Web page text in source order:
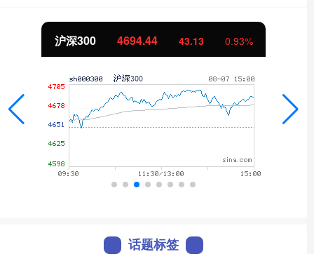
沪深300 4694.44 43.13 0.93%
话题标签